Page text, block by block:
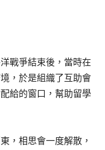
戰爭結束後，當時在
，於是組織了互助會
給的窗口，幫助留學
，相思會一度解散，